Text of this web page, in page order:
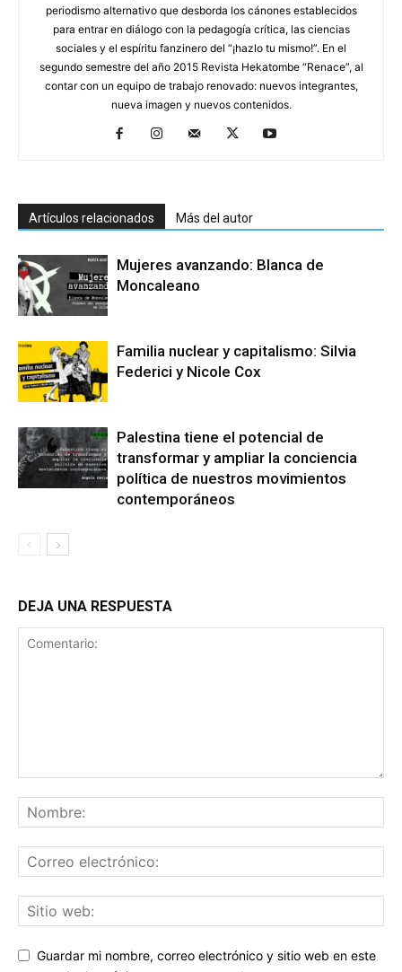
periodismo alternativo que desborda los cánones establecidos
para entrar en diálogo con la pedagogía crítica, las ciencias
sociales y el espíritu fanzinero del “¡hazlo tu mismo!”. En el
segundo semestre del año 2015 Revista Hekatombe “Renace”, al
contar con un equipo de trabajo renovado: nuevos integrantes,
nueva imagen y nuevos contenidos.
Artículos relacionados Más del autor
Mujeres avanzando: Blanca de
Moncaleano
Familia nuclear y capitalismo: Silvia
Federici y Nicole Cox
Palestina tiene el potencial de
transformar y ampliar la conciencia
política de nuestros movimientos
contemporáneos
DEJA UNA RESPUESTA
Guardar mi nombre, correo electrónico y sitio web en este